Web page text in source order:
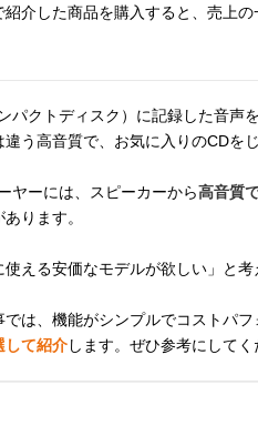
介した商品を購入すると、売上の
パクトディスク）に記録した音声
違う高音質で、お気に入りのCDを
ヤーには、スピーカーから高音質
あります。
使える安価なモデルが欲しい」と
では、機能がシンプルでコストパ
して紹介します。ぜひ参考にしてく